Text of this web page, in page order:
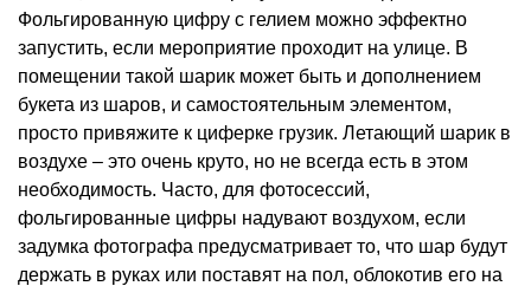
Фольгированную цифру с гелием можно эффектно
запустить, если мероприятие проходит на улице. В
помещении такой шарик может быть и дополнением
букета из шаров, и самостоятельным элементом,
просто привяжите к циферке грузик. Летающий шарик в
воздухе – это очень круто, но не всегда есть в этом
необходимость. Часто, для фотосессий,
фольгированные цифры надувают воздухом, если
задумка фотографа предусматривает то, что шар будут
держать в руках или поставят на пол, облокотив его на